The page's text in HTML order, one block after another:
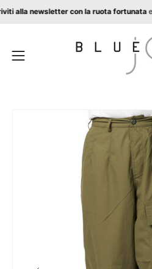
Salta alla newsletter con la ruota
Apri